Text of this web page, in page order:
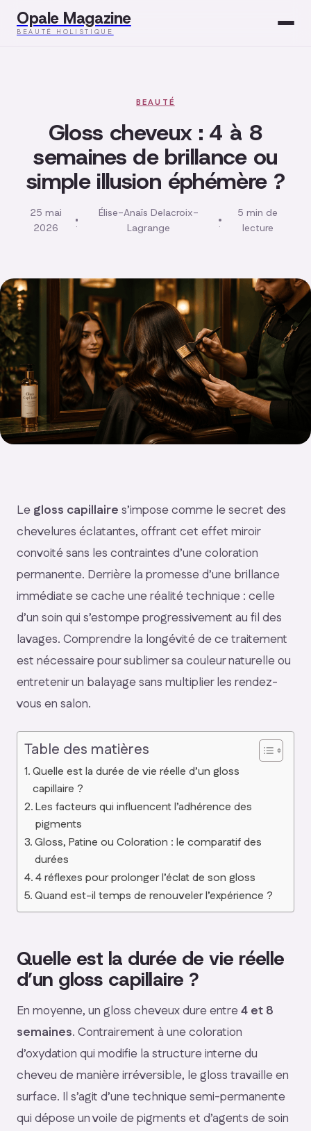
Opale Magazine
BEAUTÉ HOLISTIQUE
Développement
Bien-être
BEAUTÉ
Gloss cheveux : 4 à 8
semaines de brillance ou
simple illusion éphémère ?
25 mai
2026
·
Élise-Anaïs Delacroix-
Lagrange
·
5 min de
lecture
Le gloss capillaire s’impose comme le secret des
chevelures éclatantes, offrant cet effet miroir
convoité sans les contraintes d’une coloration
permanente. Derrière la promesse d’une brillance
immédiate se cache une réalité technique : celle
d’un soin qui s’estompe progressivement au fil des
lavages. Comprendre la longévité de ce traitement
est nécessaire pour sublimer sa couleur naturelle ou
entretenir un balayage sans multiplier les rendez-
vous en salon.
Table des matières
Quelle est la durée de vie réelle d’un gloss
capillaire ?
Les facteurs qui influencent l’adhérence des
pigments
Gloss, Patine ou Coloration : le comparatif des
durées
4 réflexes pour prolonger l’éclat de son gloss
Quand est-il temps de renouveler l’expérience ?
Quelle est la durée de vie réelle
d’un gloss capillaire ?
En moyenne, un gloss cheveux dure entre4 et 8
semaines. Contrairement à une coloration
d’oxydation qui modifie la structure interne du
cheveu de manière irréversible, le gloss travaille en
surface. Il s’agit d’une technique semi-permanente
qui dépose un voile de pigments et d’agents de soin